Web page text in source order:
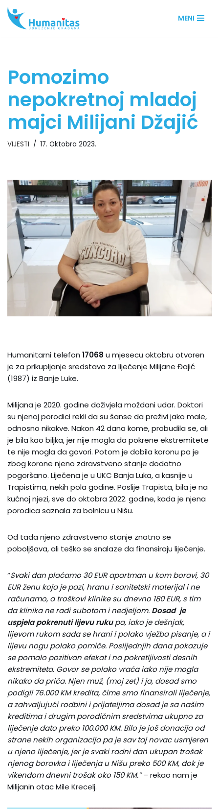
Skip
MENI
Pomozimo
nepokretnoj mladoj
majci Milijani Džajić
VIJESTI 17. Oktobra 2023.
Humanitarni telefon 17068 u mjesecu oktobru otvoren
je za prikupljanje sredstava za liječenje Milijane Đajić
(1987) iz Banje Luke.
Milijana je 2020. godine doživjela moždani udar. Doktori
su njenoj porodici rekli da su šanse da preživi jako male,
odnosno nikakve. Nakon 42 dana kome, probudila se, ali
je bila kao biljka, jer nije mogla da pokrene ekstremitete
te nije mogla da govori. Potom je dobila koronu pa je
zbog korone njeno zdravstveno stanje dodatno
pogoršano. Liječena je u UKC Banja Luka, a kasnije u
Trapistima, nekih pola godine. Poslije Trapista, bila je na
kućnoj njezi, sve do oktobra 2022. godine, kada je njena
porodica saznala za bolnicu u Nišu.
Od tada njeno zdravstveno stanje znatno se
poboljšava, ali teško se snalaze da finansiraju liječenje.
“Svaki dan plaćamo 30 EUR apartman u kom boravi, 30
EUR ženu koja je pazi, hranu i sanitetski materijal i ne
računamo, a troškovi klinike su dnevno 180 EUR, s tim
da klinika ne radi subotom i nedjeljom. Dosad je
uspjela pokrenuti lijevu rukupa, iako je dešnjak,
lijevom rukom sada se hrani i polako vježba pisanje, a i
lijevu nogu polako pomiče. Poslijednjih dana pokazuje
se pomalo pozitivan efekat i na pokretljivosti desnih
ekstremiteta. Govor se polako vraća iako nije mogla
nikako da priča. Njen muž, (moj zet) i ja, dosad smo
podigli 76.000 KM kredita, čime smo finansirali liječenje,
a zahvaljujući rodbini i prijateljima dosad je sa našim
kreditima i drugim porodičnim sredstvima ukupno za
liječenje dato preko 100.000 KM. Bilo je još donacija od
strane nekih organizacija pa je sav taj novac usmjeren
u njeno liječenje, jer je svaki radni dan ukupan trošak
njenog boravka i liječenja u Nišu preko 500 KM, dok je
vikendom dnevni trošak oko 150 KM.”– rekao nam je
Milijanin otac Mile Krecelj.